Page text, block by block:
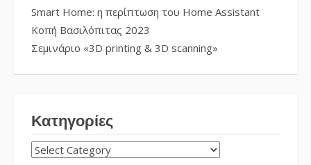
Smart Home: η περίπτωση του Home Assistant
Κοπή Βασιλόπιτας 2023
Σεμινάριο «3D printing & 3D scanning»
Κατηγορίες
ΚΑΤΗΓΟΡΊΕΣ